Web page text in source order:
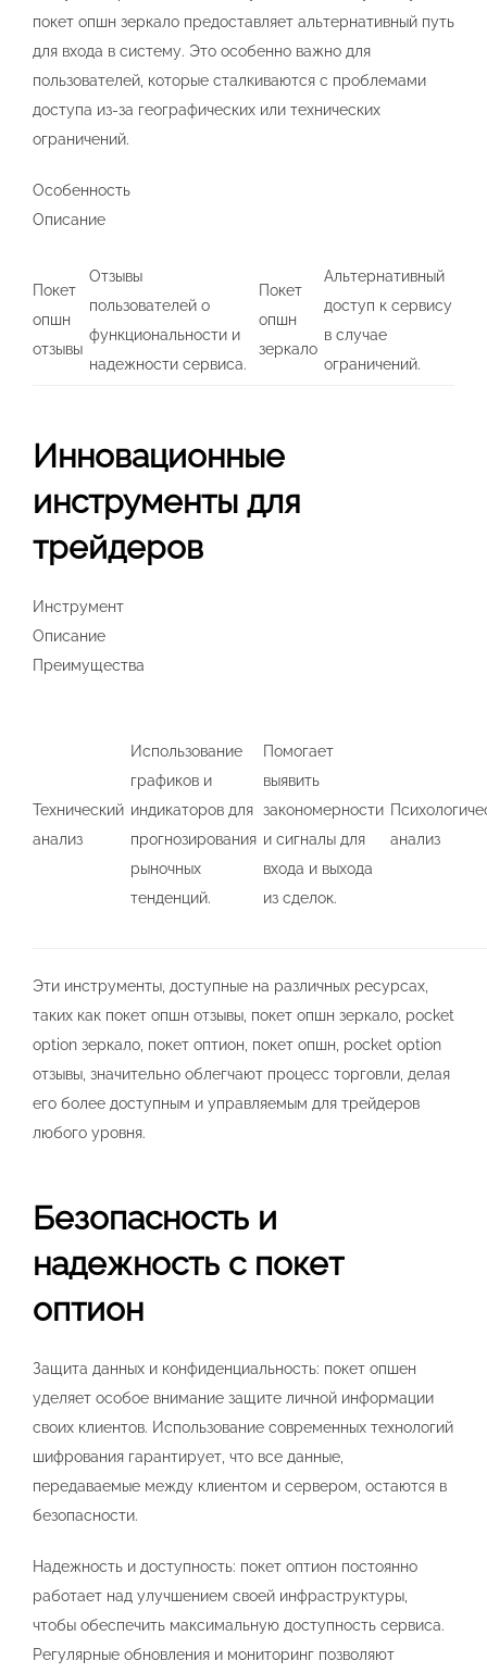
покет опшн зеркало предоставляет альтернативный путь
для входа в систему. Это особенно важно для
пользователей, которые сталкиваются с проблемами
доступа из-за географических или технических
ограничений.
Особенность
Описание
Покет
опшн
отзывы
Отзывы
пользователей о
функциональности и
надежности сервиса.
Покет
опшн
зеркало
Альтернативный
доступ к сервису
в случае
ограничений.
Инновационные
инструменты для
трейдеров
Инструмент
Описание
Преимущества
Технический
анализ
Использование
графиков и
индикаторов для
прогнозирования
рыночных
тенденций.
Помогает
выявить
закономерности
и сигналы для
входа и выхода
из сделок.
анализ
Эти инструменты, доступные на различных ресурсах,
таких как покет опшн отзывы, покет опшн зеркало, pocket
option зеркало, покет оптион, покет опшн, pocket option
отзывы, значительно облегчают процесс торговли, делая
его более доступным и управляемым для трейдеров
любого уровня.
Безопасность и
надежность с покет
оптион
Защита данных и конфиденциальность: покет опшен
уделяет особое внимание защите личной информации
своих клиентов. Использование современных технологий
шифрования гарантирует, что все данные,
передаваемые между клиентом и сервером, остаются в
безопасности.
Надежность и доступность: покет оптион постоянно
работает над улучшением своей инфраструктуры,
чтобы обеспечить максимальную доступность сервиса.
Регулярные обновления и мониторинг позволяют